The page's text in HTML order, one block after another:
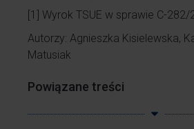
[1] Wyrok TSUE w sprawie C-282/
Autorzy: Agnieszka Kisielewska,
Matusiak
Powiązane treści